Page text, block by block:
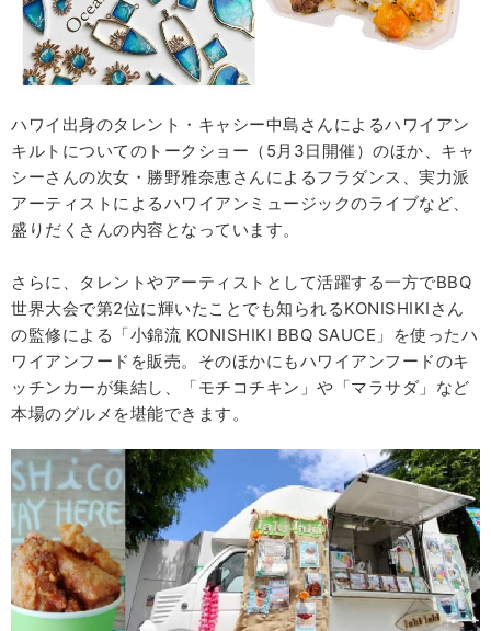
ハワイ出身のタレント・キャシー中島さんによるハワイアン
キルトについてのトークショー（5月3日開催）のほか、キャ
シーさんの次女・勝野雅奈恵さんによるフラダンス、実力派
アーティストによるハワイアンミュージックのライブなど、
盛りだくさんの内容となっています。
さらに、タレントやアーティストとして活躍する一方でBBQ
世界大会で第2位に輝いたことでも知られるKONISHIKIさん
の監修による「小錦流 KONISHIKI BBQ SAUCE」を使ったハ
ワイアンフードを販売。そのほかにもハワイアンフードのキ
ッチンカーが集結し、「モチコチキン」や「マラサダ」など
本場のグルメを堪能できます。